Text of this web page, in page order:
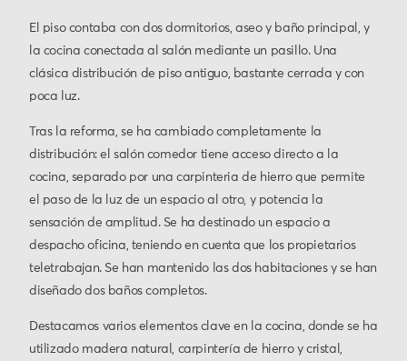
El piso contaba con dos dormitorios, aseo y baño principal, y
la cocina conectada al salón mediante un pasillo. Una
clásica distribución de piso antiguo, bastante cerrada y con
poca luz.
Tras la reforma, se ha cambiado completamente la
distribución: el salón comedor tiene acceso directo a la
cocina, separado por una carpinteria de hierro que permite
el paso de la luz de un espacio al otro, y potencia la
sensación de amplitud. Se ha destinado un espacio a
despacho oficina, teniendo en cuenta que los propietarios
teletrabajan. Se han mantenido las dos habitaciones y se han
diseñado dos baños completos.
Destacamos varios elementos clave en la cocina, donde se ha
utilizado madera natural, carpintería de hierro y cristal,